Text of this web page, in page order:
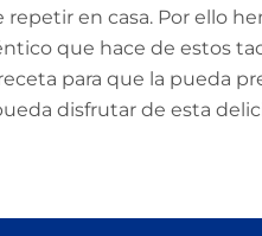
en casa. Por ello
que hace de estos
para que la pueda
disfrutar de esta